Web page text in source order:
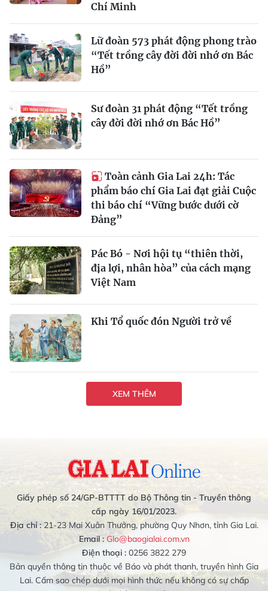
Chí Minh
Lữ đoàn 573 phát động phong trào
“Tết trồng cây đời đời nhớ ơn Bác
Hồ”
Sư đoàn 31 phát động “Tết trồng
cây đời đời nhớ ơn Bác Hồ”
Toàn cảnh Gia Lai 24h: Tác
phẩm báo chí Gia Lai đạt giải Cuộc
thi báo chí “Vững bước dưới cờ
Đảng”
Pác Bó - Nơi hội tụ “thiên thời,
địa lợi, nhân hòa” của cách mạng
Việt Nam
Khi Tổ quốc đón Người trở về
XEM THÊM
Giấy phép số 24/GP-BTTTT do Bộ Thông tin - Truyền thông
cấp ngày 16/01/2023.
Địa chỉ :21-23 Mai Xuân Thưởng, phường Quy Nhơn, tỉnh Gia Lai.
Email : Glo@baogialai.com.vn
Điện thoại : 0256 3822 279
Bản quyền thông tin thuộc về Báo và phát thanh, truyền hình Gia
Lai. Cấm sao chép dưới mọi hình thức nếu không có sự chấp